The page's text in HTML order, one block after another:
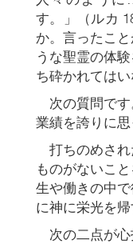
す。」（ルカ
か。言ったこ
うな聖霊の体
ち砕かれてはい
次の質問です
業績を誇りに思
打ちのめされ
ものがないこ
生や働きの中
に神に栄光を帰
次の二点が心